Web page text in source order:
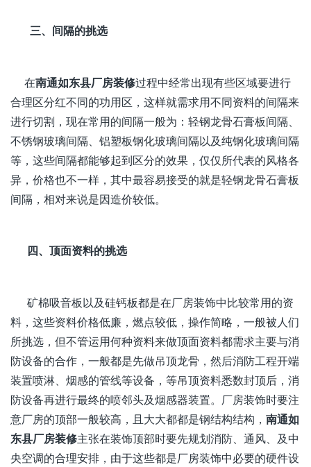
三、间隔的挑选
在南通如东县厂房装修过程中经常出现有些区域要进行
合理区分红不同的功用区，这样就需求用不同资料的间隔来
进行切割，现在常用的间隔一般为：轻钢龙骨石膏板间隔、
不锈钢玻璃间隔、铝塑板钢化玻璃间隔以及纯钢化玻璃间隔
等，这些间隔都能够起到区分的效果，仅仅所代表的风格各
异，价格也不一样，其中最容易接受的就是轻钢龙骨石膏板
间隔，相对来说是因造价较低。
四、顶面资料的挑选
矿棉吸音板以及硅钙板都是在厂房装饰中比较常用的资
料，这些资料价格低廉，燃点较低，操作简略，一般被人们
所挑选，但不管运用何种资料来做顶面资料都需求主要与消
防设备的合作，一般都是先做吊顶龙骨，然后消防工程开端
装置喷淋、烟感的管线等设备，等吊顶资料悉数封顶后，消
防设备再进行最终的喷邻头及烟感器装置。厂房装饰时要注
意厂房的顶部一般较高，且大大都都是钢结构结构， 南通如
东县厂房装修主张在装饰顶部时要先规划消防、通风、及中
央空调的合理安排，由于这些都是厂房装饰中必要的硬件设